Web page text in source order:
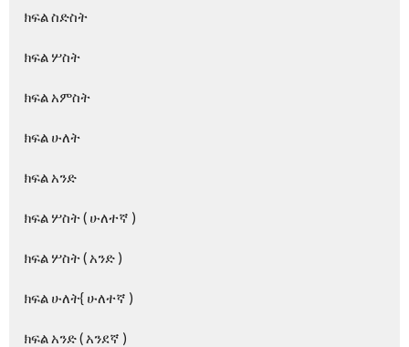
ክፍል ስድስት
ክፍል ሦስት
ክፍል አምስት
ክፍል ሁለት
ክፍል አንድ
ክፍል ሦስት ( ሁለተኛ )
ክፍል ሦስት ( አንድ )
ክፍል ሁለት{ ሁለተኛ )
ክፍል አንድ ( አንደኛ )